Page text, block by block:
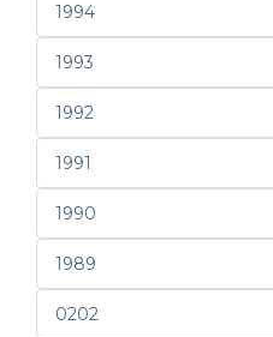
1994
1993
1992
1991
1990
1989
0202